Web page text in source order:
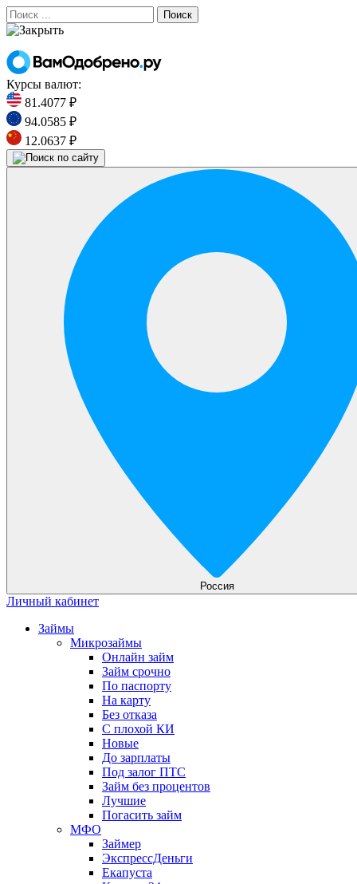
Поиск
Курсы валют:
81.4077 ₽
94.0585 ₽
12.0637 ₽
Россия
Личный кабинет
Займы
Микрозаймы
Онлайн займ
Займ срочно
По паспорту
На карту
Без отказа
С плохой КИ
Новые
До зарплаты
Под залог ПТС
Займ без процентов
Лучшие
Погасить займ
МФО
Займер
ЭкспрессДеньги
Екапуста